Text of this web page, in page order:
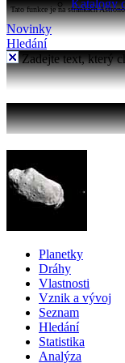
Katalogy
Tato funkce je na stránkách
Novinky
Hledání
Zadejte text, který
Planetky
Dráhy
Vlastnosti
Vznik a vývoj
Seznam
Hledání
Statistika
Analýza